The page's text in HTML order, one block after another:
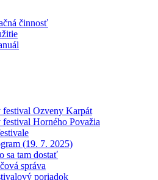
činnosť
Ozveny Karpát
Horného Považia
(19. 7. 2025)
sa tam dostať
správa
poriadok